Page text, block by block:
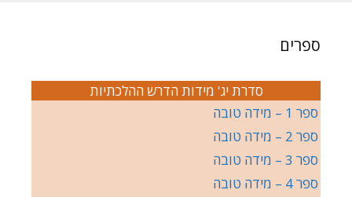
ספרים
סדרת יג' מידות הדרש ההלכתיות
ספר 1 – מידה טובה
ספר 2 – מידה טובה
ספר 3 – מידה טובה
ספר 4 – מידה טובה